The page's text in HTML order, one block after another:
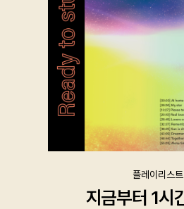
플레이리스트
지금부터 1시